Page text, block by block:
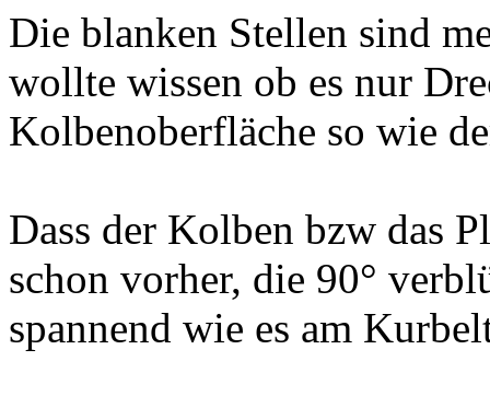
Die blanken Stellen sind
wollte wissen ob es nur
Kolbenoberfläche so wie
Dass der Kolben bzw das
schon vorher, die 90°
spannend wie es am